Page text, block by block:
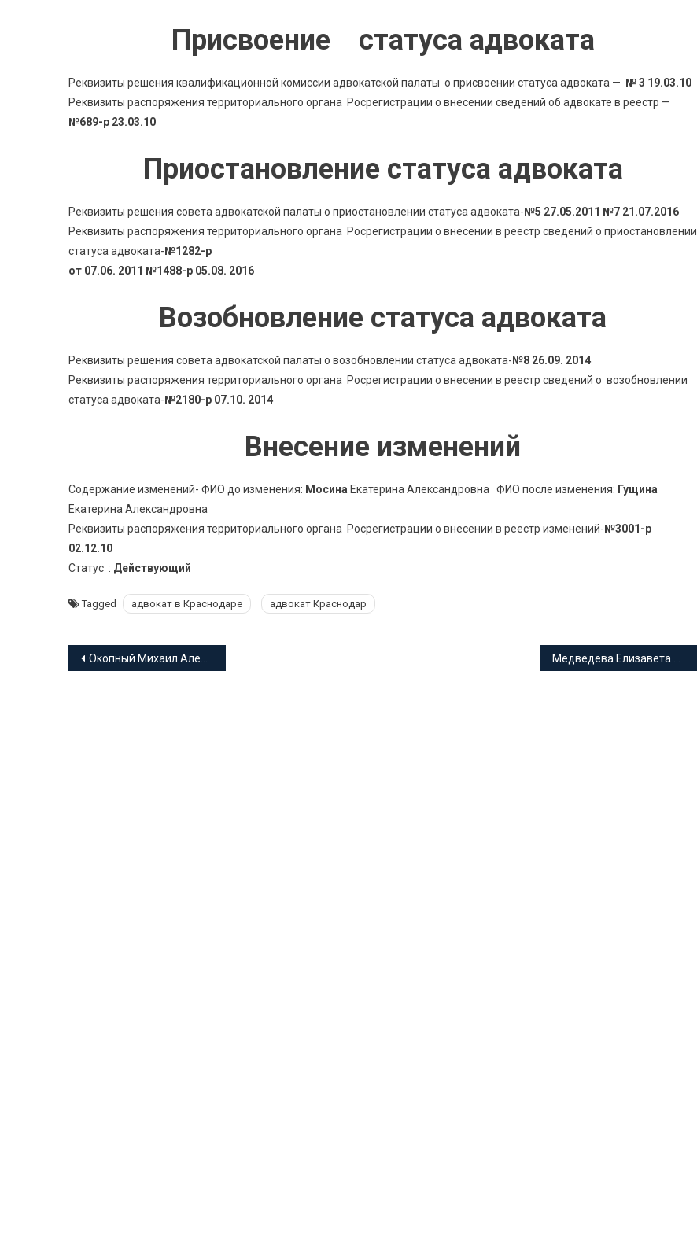
Присвоение статуса адвоката
Реквизиты решения квалификационной комиссии адвокатской палаты о присвоении статуса адвоката — № 3 19.03.10
Реквизиты распоряжения территориального органа Росрегистрации о внесении сведений об адвокате в реестр —
№689-р 23.03.10
Приостановление статуса адвоката
Реквизиты решения совета адвокатской палаты о приостановлении статуса адвоката-№5 27.05.2011 №7 21.07.2016
Реквизиты распоряжения территориального органа Росрегистрации о внесении в реестр сведений о приостановлении
статуса адвоката-№1282-р
от 07.06. 2011 №1488-р 05.08. 2016
Возобновление статуса адвоката
Реквизиты решения совета адвокатской палаты о возобновлении статуса адвоката-№8 26.09. 2014
Реквизиты распоряжения территориального органа Росрегистрации о внесении в реестр сведений о возобновлении
статуса адвоката-№2180-р 07.10. 2014
Внесение изменений
Содержание изменений- ФИО до изменения: Мосина Екатерина Александровна ФИО после изменения: Гущина
Екатерина Александровна
Реквизиты распоряжения территориального органа Росрегистрации о внесении в реестр изменений-№3001-р
02.12.10
Статус : Действующий
Tagged адвокат в Краснодаре адвокат Краснодар
Навигация
Окопный Михаил Александрович адвокат Краснодарского края